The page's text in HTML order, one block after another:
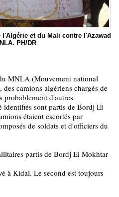
et du Mali contre l'Azawad
PH/DR
MNLA (Mouvement national
camions algériens chargés de
probablement d'autres
identifiés sont partis de Bordj El
étaient escortés par
de soldats et d'officiers du
partis de Bordj El Mokhtar
à Kidal. Le second est toujours